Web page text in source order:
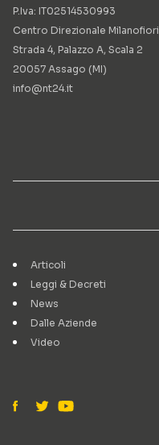
P.Iva: IT02514530993
Centro Direzionale Milanofiori
Strada 4, Palazzo A, Scala 2
20057 Assago (MI)
info@nt24.it
Articoli
Leggi & Decreti
News
Dalle Aziende
Video